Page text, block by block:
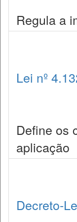
Regula a
Lei nº
Define os
aplicação
Decreto-